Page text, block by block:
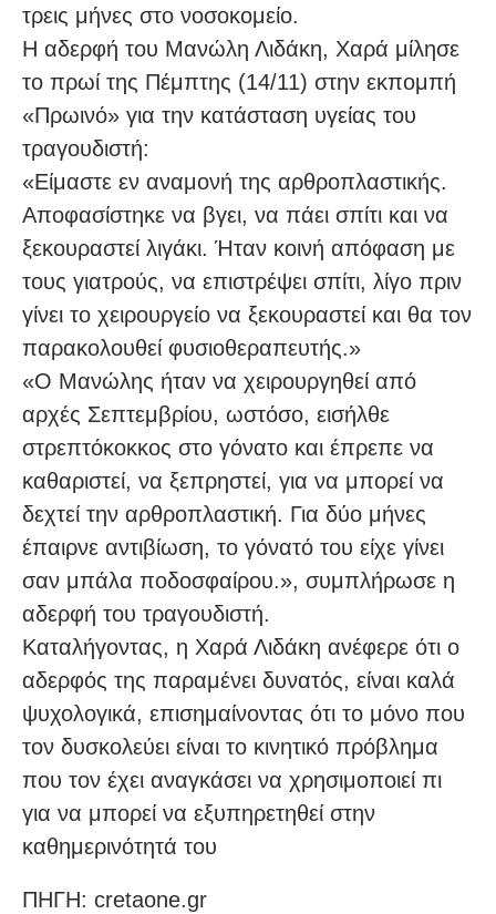
τρεις μήνες στο νοσοκομείο.
Η αδερφή του Μανώλη Λιδάκη, Χαρά μίλησε
το πρωί της Πέμπτης (14/11) στην εκπομπή
«Πρωινό» για την κατάσταση υγείας του
τραγουδιστή:
«Είμαστε εν αναμονή της αρθροπλαστικής.
Αποφασίστηκε να βγει, να πάει σπίτι και να
ξεκουραστεί λιγάκι. Ήταν κοινή απόφαση με
τους γιατρούς, να επιστρέψει σπίτι, λίγο πριν
γίνει το χειρουργείο να ξεκουραστεί και θα τον
παρακολουθεί φυσιοθεραπευτής.»
«Ο Μανώλης ήταν να χειρουργηθεί από
αρχές Σεπτεμβρίου, ωστόσο, εισήλθε
στρεπτόκοκκος στο γόνατο και έπρεπε να
καθαριστεί, να ξεπρηστεί, για να μπορεί να
δεχτεί την αρθροπλαστική. Για δύο μήνες
έπαιρνε αντιβίωση, το γόνατό του είχε γίνει
σαν μπάλα ποδοσφαίρου.», συμπλήρωσε η
αδερφή του τραγουδιστή.
Καταλήγοντας, η Χαρά Λιδάκη ανέφερε ότι ο
αδερφός της παραμένει δυνατός, είναι καλά
ψυχολογικά, επισημαίνοντας ότι το μόνο που
τον δυσκολεύει είναι το κινητικό πρόβλημα
που τον έχει αναγκάσει να χρησιμοποιεί πι
για να μπορεί να εξυπηρετηθεί στην
καθημερινότητά του
ΠΗΓΗ: cretaone.gr